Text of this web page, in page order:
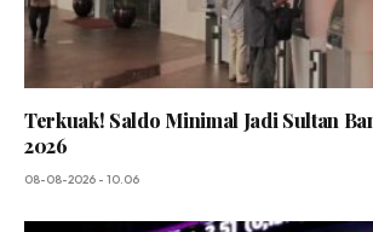
Terkuak! Saldo Minimal Jadi Sultan
2026
08-08-2026 - 10.06